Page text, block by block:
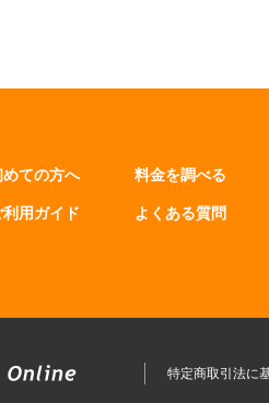
めての方へ
利用ガイド
料金を調べる
よくある質問
特定商取引法に